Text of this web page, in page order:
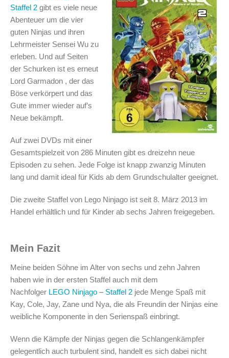
Staffel 2 gibt es viele neue
Abenteuer um die vier
guten Ninjas und ihren
Lehrmeister Sensei Wu zu
erleben. Und auf Seiten
der Schurken ist es erneut
Lord Garmadon , der das
Böse verkörpert und das
Gute immer wieder auf’s
Neue bekämpft.
Auf zwei DVDs mit einer
Gesamtspielzeit von 286 Minuten gibt es dreizehn neue
Episoden zu sehen. Jede Folge ist knapp zwanzig Minuten
lang und damit ideal für Kids ab dem Grundschulalter geeignet.
Die zweite Staffel von Lego Ninjago ist seit 8. März 2013 im
Handel erhältlich und für Kinder ab sechs Jahren freigegeben.
Mein Fazit
Meine beiden Söhne im Alter von sechs und zehn Jahren
haben wie in der ersten Staffel auch mit dem
Nachfolger LEGO Ninjago – Staffel 2 jede Menge Spaß mit
Kay, Cole, Jay, Zane und Nya, die als Freundin der Ninjas eine
weibliche Komponente in den Serienspaß einbringt.
Wenn die Kämpfe der Ninjas gegen die Schlangenkämpfer
gelegentlich auch turbulent sind, handelt es sich dabei nicht